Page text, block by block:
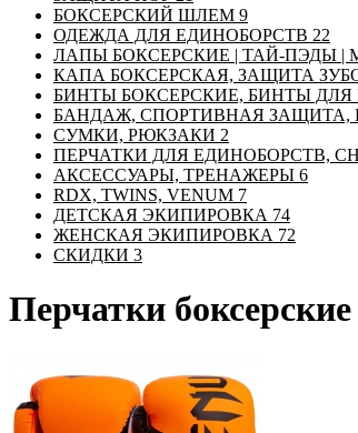
БОКСЕРСКИЙ ШЛЕМ 9
ОДЕЖДА ДЛЯ ЕДИНОБОРСТВ 22
ЛАПЫ БОКСЕРСКИЕ | ТАЙ-ПЭДЫ |
КАПА БОКСЕРСКАЯ, ЗАЩИТА
БИНТЫ БОКСЕРСКИЕ, БИНТЫ ДЛЯ
БАНДАЖ, СПОРТИВНАЯ ЗАЩИТА,
СУМКИ, РЮКЗАКИ 2
ПЕРЧАТКИ ДЛЯ ЕДИНОБОРСТВ,
АКСЕССУАРЫ, ТРЕНАЖЕРЫ 6
RDX, TWINS, VENUM 7
ДЕТСКАЯ ЭКИПИРОВКА 74
ЖЕНСКАЯ ЭКИПИРОВКА 72
СКИДКИ 3
Перчатки